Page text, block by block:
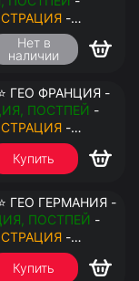
-
-
Нет в
наличии
ГЕО ФРАНЦИЯ -
ПОСТПЕЙ -
-
-
Купить
ГЕО ГЕРМАНИЯ -
ПОСТПЕЙ -
-
-
Купить